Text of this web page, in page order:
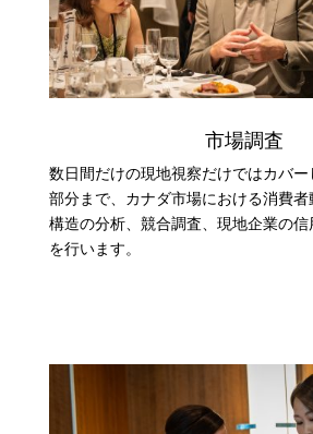
市場調査
数日間だけの現地視察だけではカバ
部分まで、 カナダ市場における消費者
構造の分析、競合調査、 現地企業の信
を行います。